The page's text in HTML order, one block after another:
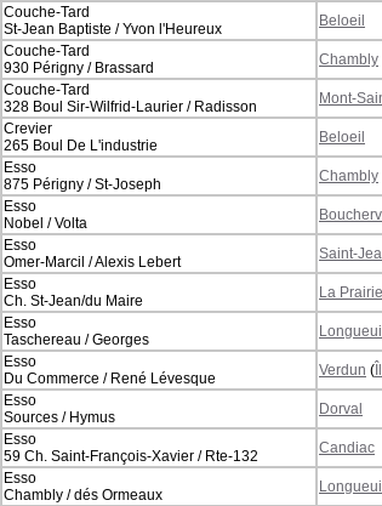
Couche-Tard
St-Jean Baptiste / Yvon l'Heureux
Beloeil
Couche-Tard
930 Périgny / Brassard
Chambly
Couche-Tard
328 Boul Sir-Wilfrid-Laurier / Radisson
Mont-
Crevier
265 Boul De L'industrie
Beloeil
Esso
875 Périgny / St-Joseph
Chambly
Esso
Nobel / Volta
Esso
Omer-Marcil / Alexis Lebert
Saint-
Esso
Ch. St-Jean/du Maire
La Prairie
Esso
Taschereau / Georges
Esso
Du Commerce / René Lévesque
Verdun (
Esso
Sources / Hymus
Dorval
Esso
59 Ch. Saint-François-Xavier / Rte-132
Candiac
Esso
Chambly / dés Ormeaux